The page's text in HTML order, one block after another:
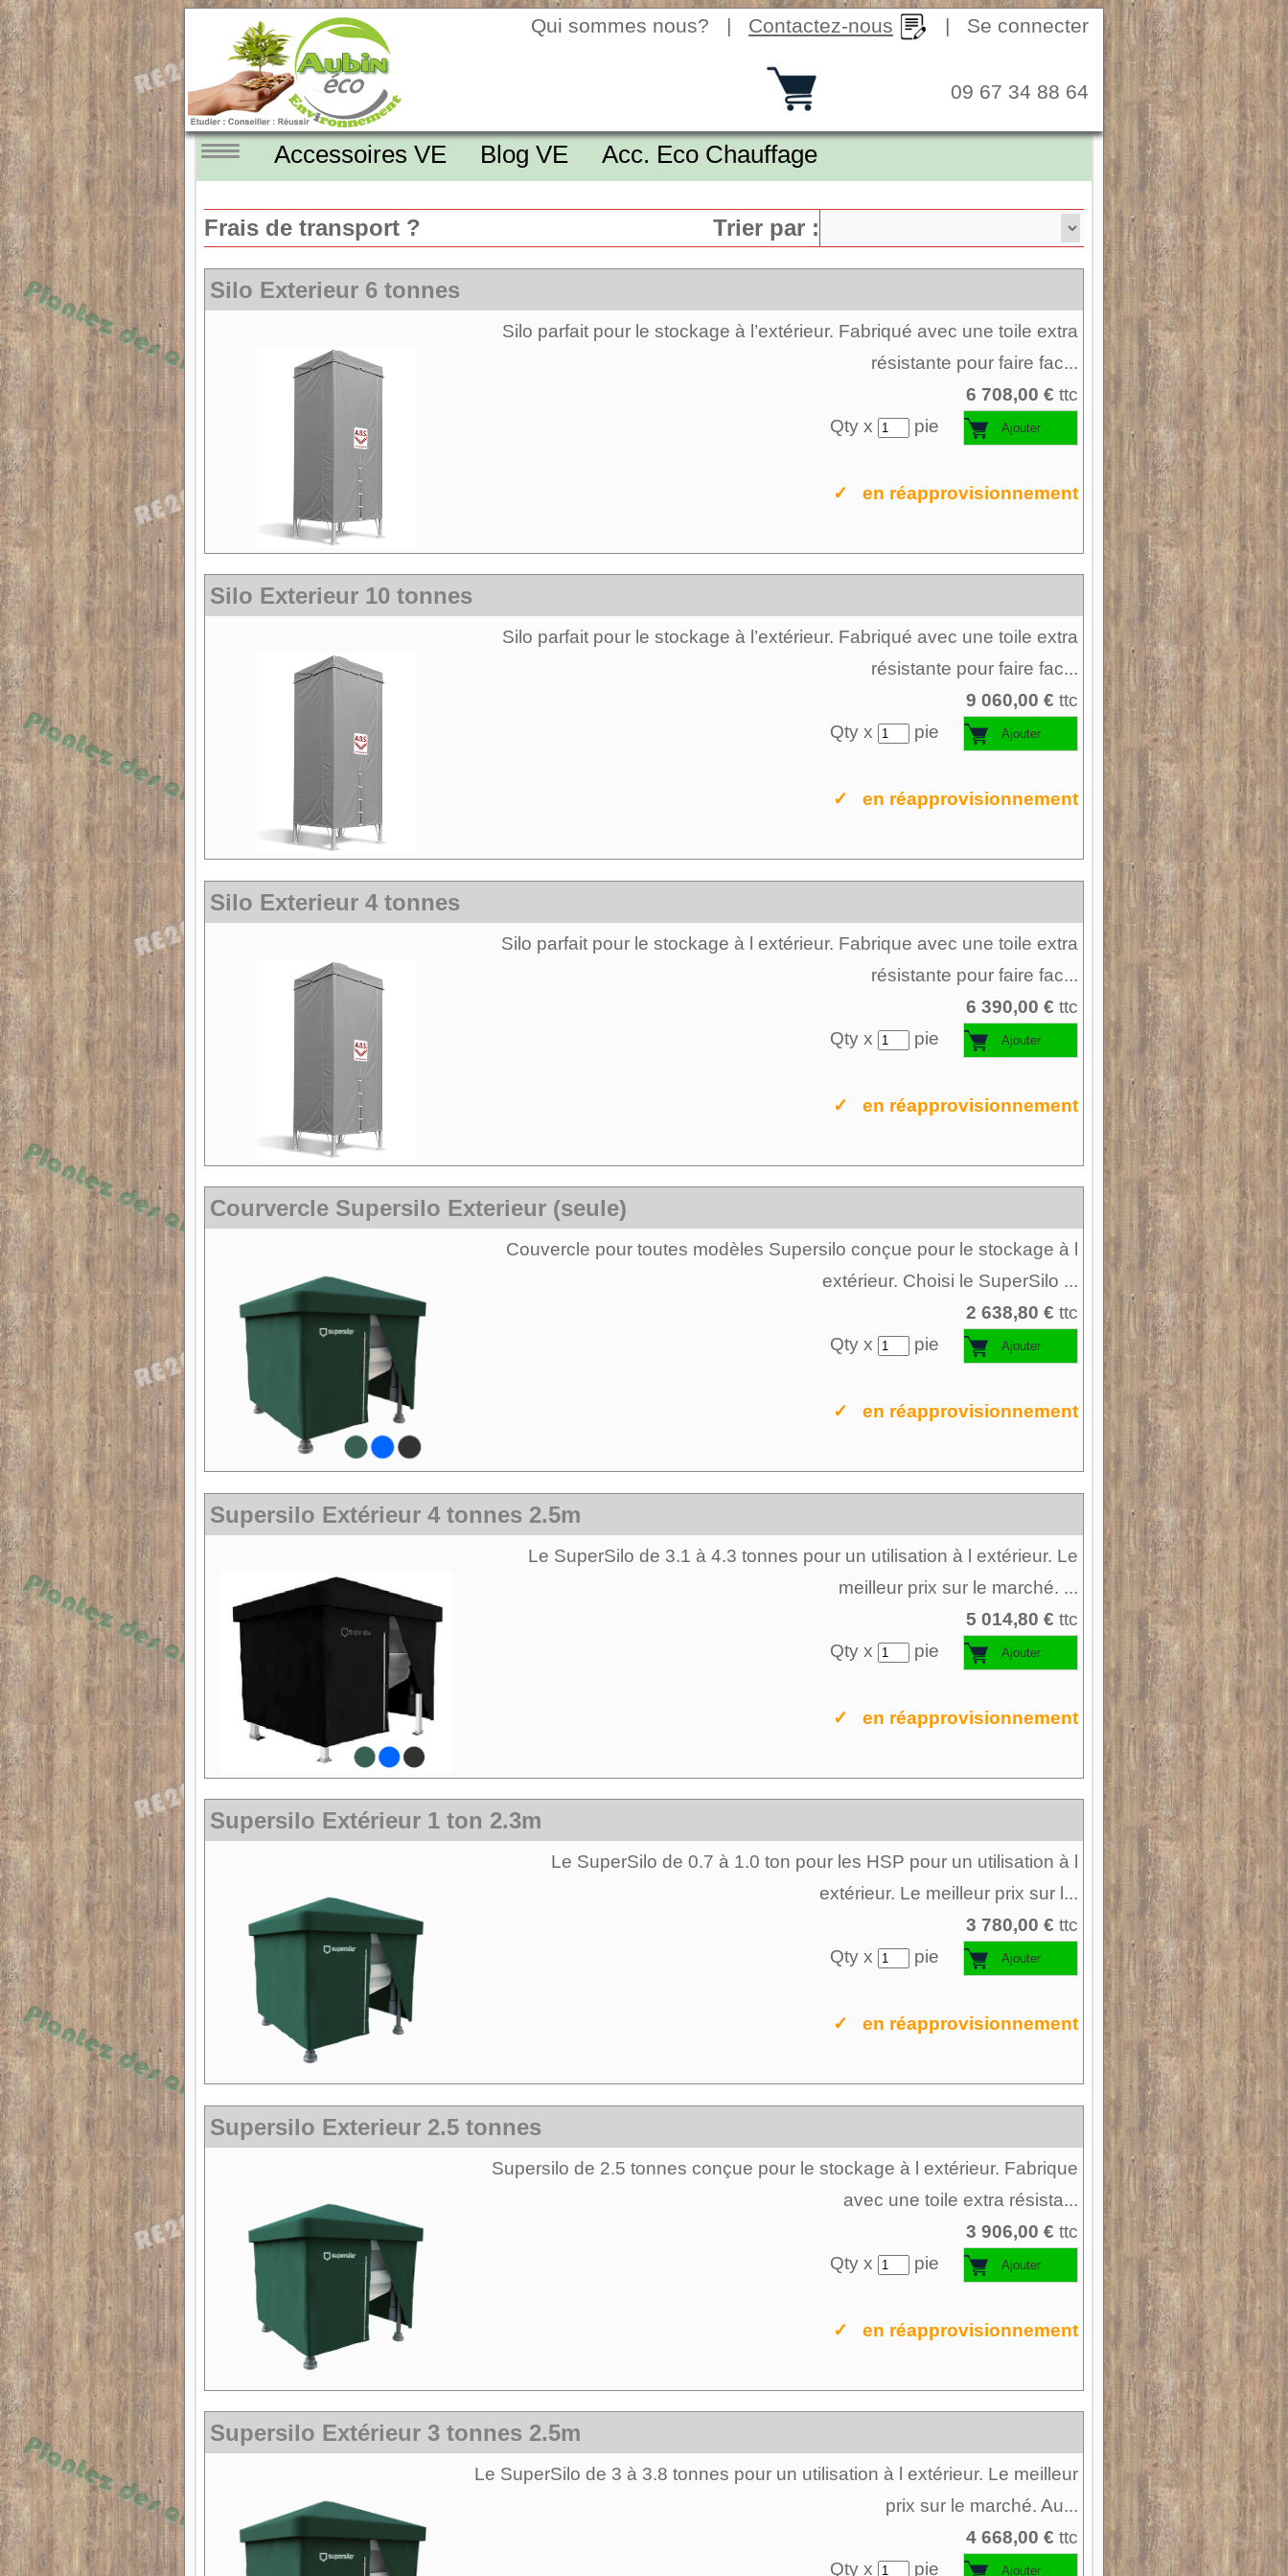
Qui sommes nous? | Contactez-nous | Se connecter
09 67 34 88 64
Accessoires VE Blog VE Acc. Eco Chauffage
Frais de transport ? Trier par :
Silo Exterieur 6 tonnes
Silo parfait pour le stockage à l’extérieur. Fabriqué avec une toile extra
résistante pour faire fac...
6 708,00 € ttc
Qty x
pie
✓ en réapprovisionnement
Silo Exterieur 10 tonnes
Silo parfait pour le stockage à l’extérieur. Fabriqué avec une toile extra
résistante pour faire fac...
9 060,00 € ttc
Qty x
pie
✓ en réapprovisionnement
Silo Exterieur 4 tonnes
Silo parfait pour le stockage à l extérieur. Fabrique avec une toile extra
résistante pour faire fac...
6 390,00 € ttc
Qty x
pie
✓ en réapprovisionnement
Courvercle Supersilo Exterieur (seule)
Couvercle pour toutes modèles Supersilo conçue pour le stockage à l
extérieur. Choisi le SuperSilo ...
2 638,80 € ttc
Qty x
pie
✓ en réapprovisionnement
Supersilo Extérieur 4 tonnes 2.5m
Le SuperSilo de 3.1 à 4.3 tonnes pour un utilisation à l extérieur. Le
meilleur prix sur le marché. ...
5 014,80 € ttc
Qty x
pie
✓ en réapprovisionnement
Supersilo Extérieur 1 ton 2.3m
Le SuperSilo de 0.7 à 1.0 ton pour les HSP pour un utilisation à l
extérieur. Le meilleur prix sur l...
3 780,00 € ttc
Qty x
pie
✓ en réapprovisionnement
Supersilo Exterieur 2.5 tonnes
Supersilo de 2.5 tonnes conçue pour le stockage à l extérieur. Fabrique
avec une toile extra résista...
3 906,00 € ttc
Qty x
pie
✓ en réapprovisionnement
Supersilo Extérieur 3 tonnes 2.5m
Le SuperSilo de 3 à 3.8 tonnes pour un utilisation à l extérieur. Le meilleur
prix sur le marché. Au...
4 668,00 € ttc
Qty x
pie